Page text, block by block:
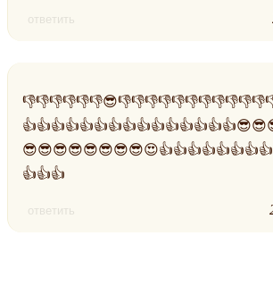
ответить
👍👍👍
ответить